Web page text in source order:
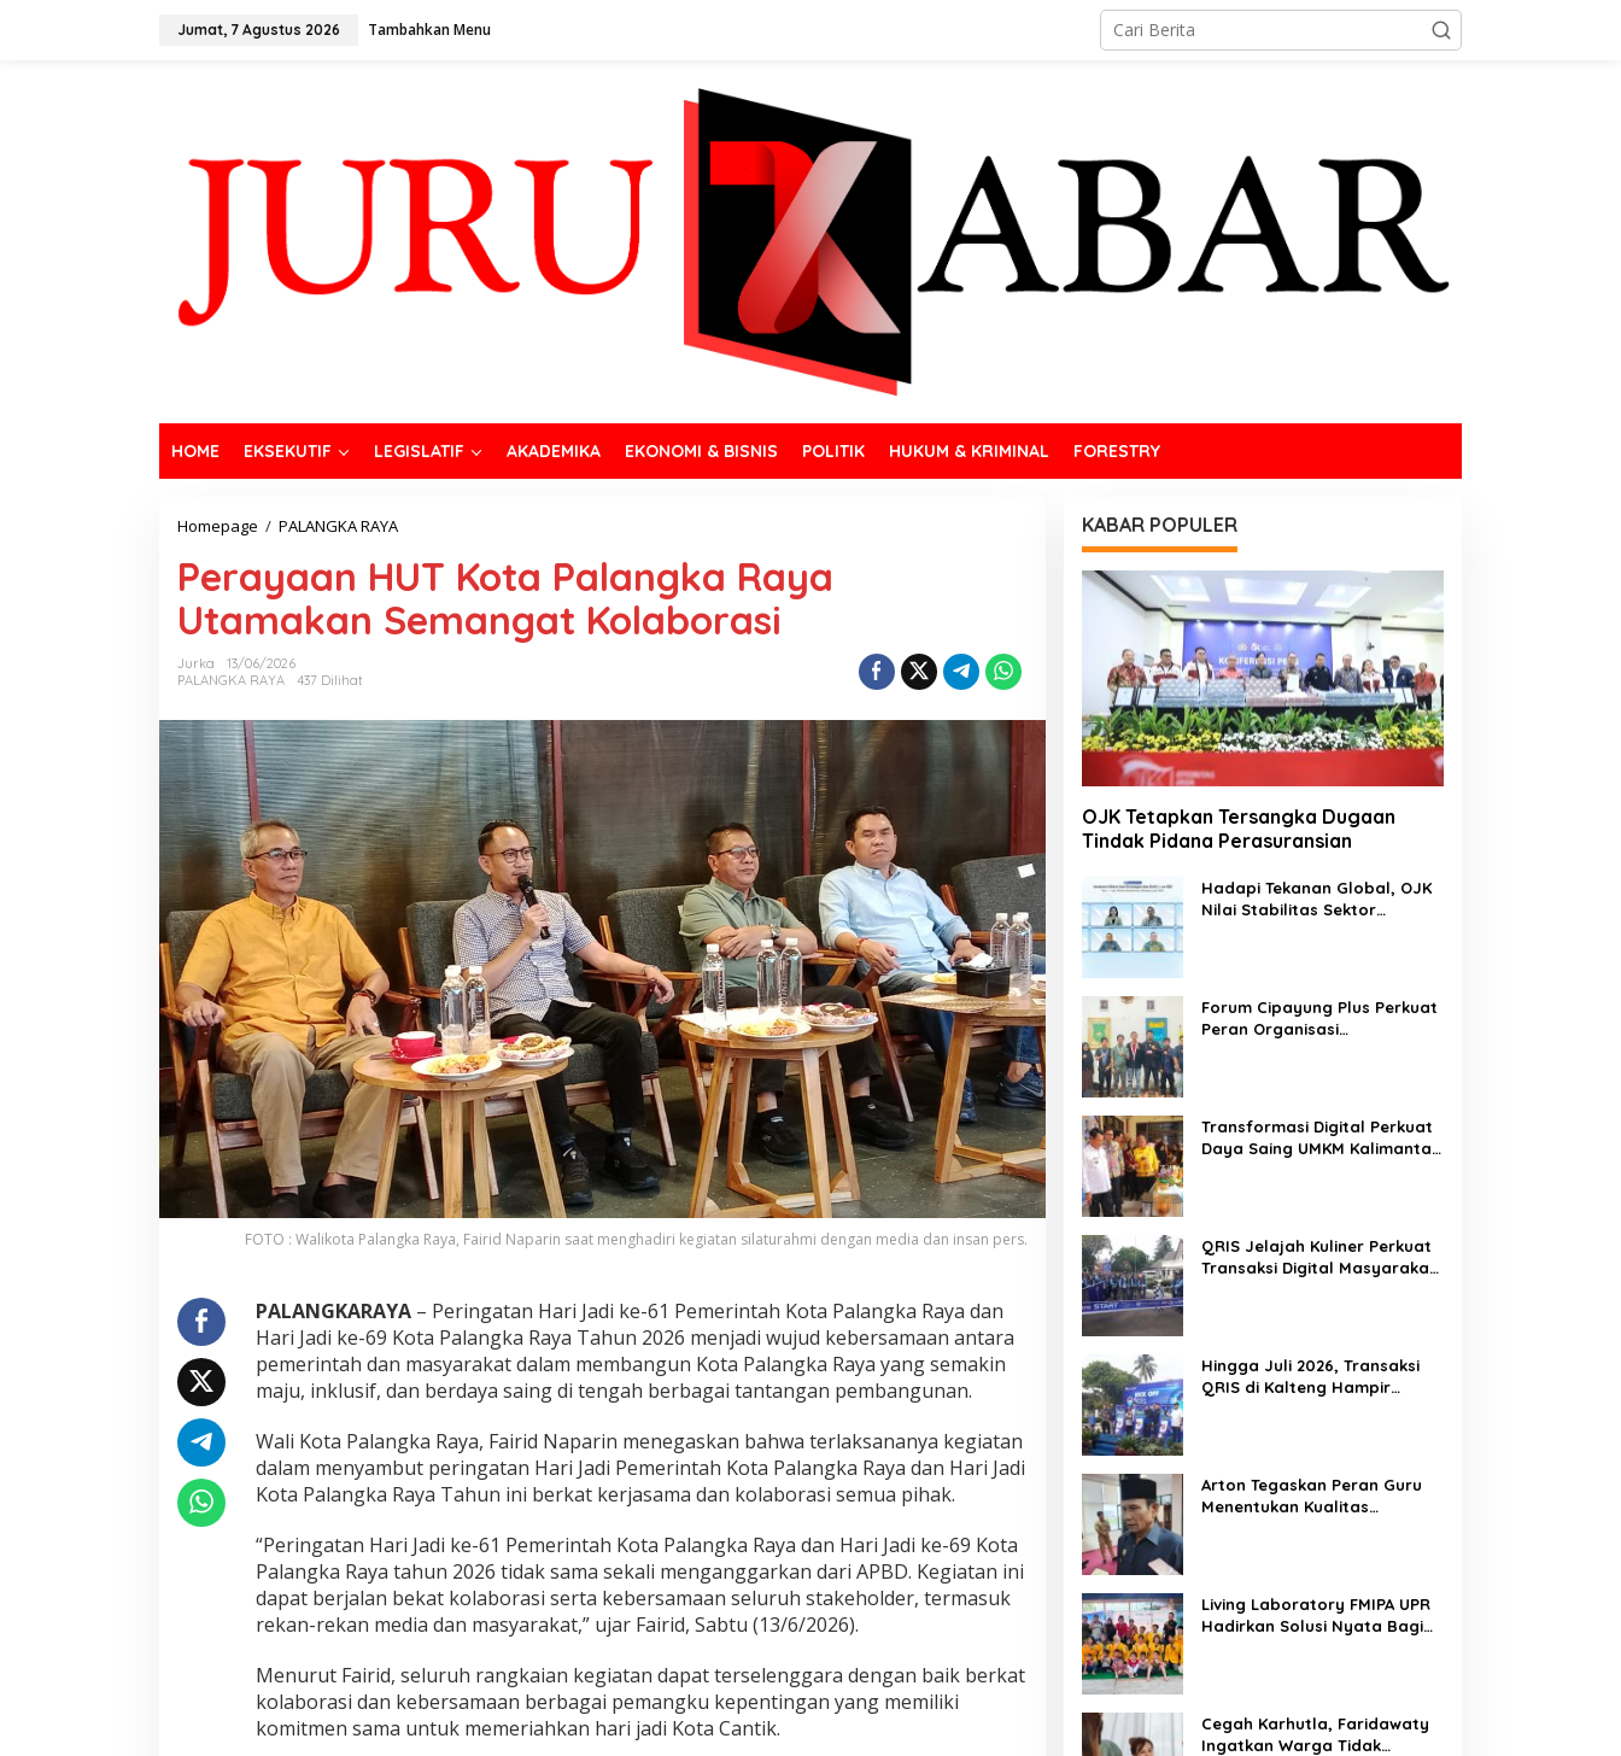
Jumat, 7 Agustus 2026 Tambahkan Menu
HOME EKSEKUTIF LEGISLATIF AKADEMIKA EKONOMI & BISNIS POLITIK HUKUM & KRIMINAL FORESTRY
Homepage / PALANGKA RAYA
Perayaan HUT Kota Palangka Raya
Utamakan Semangat Kolaborasi
Jurka
13/06/2026
PALANGKA RAYA
437 Dilihat
FOTO : Walikota Palangka Raya, Fairid Naparin saat menghadiri kegiatan silaturahmi dengan media dan insan pers.
PALANGKARAYA– Peringatan Hari Jadi ke-61 Pemerintah Kota Palangka Raya dan
Hari Jadi ke-69 Kota Palangka Raya Tahun 2026 menjadi wujud kebersamaan antara
pemerintah dan masyarakat dalam membangun Kota Palangka Raya yang semakin
maju, inklusif, dan berdaya saing di tengah berbagai tantangan pembangunan.
Wali Kota Palangka Raya, Fairid Naparin menegaskan bahwa terlaksananya kegiatan
dalam menyambut peringatan Hari Jadi Pemerintah Kota Palangka Raya dan Hari Jadi
Kota Palangka Raya Tahun ini berkat kerjasama dan kolaborasi semua pihak.
“Peringatan Hari Jadi ke-61 Pemerintah Kota Palangka Raya dan Hari Jadi ke-69 Kota
Palangka Raya tahun 2026 tidak sama sekali menganggarkan dari APBD. Kegiatan ini
dapat berjalan bekat kolaborasi serta kebersamaan seluruh stakeholder, termasuk
rekan-rekan media dan masyarakat,” ujar Fairid, Sabtu (13/6/2026).
Menurut Fairid, seluruh rangkaian kegiatan dapat terselenggara dengan baik berkat
kolaborasi dan kebersamaan berbagai pemangku kepentingan yang memiliki
komitmen sama untuk memeriahkan hari jadi Kota Cantik.
KABAR POPULER
OJK Tetapkan Tersangka Dugaan
Tindak Pidana Perasuransian
Hadapi Tekanan Global, OJK
Nilai Stabilitas Sektor
Forum Cipayung Plus Perkuat
Peran Organisasi
Transformasi Digital Perkuat
Daya Saing UMKM Kalimantan
QRIS Jelajah Kuliner Perkuat
Transaksi Digital Masyarakat
Hingga Juli 2026, Transaksi
QRIS di Kalteng Hampir
Arton Tegaskan Peran Guru
Menentukan Kualitas
Living Laboratory FMIPA UPR
Hadirkan Solusi Nyata Bagi
Cegah Karhutla, Faridawaty
Ingatkan Warga Tidak